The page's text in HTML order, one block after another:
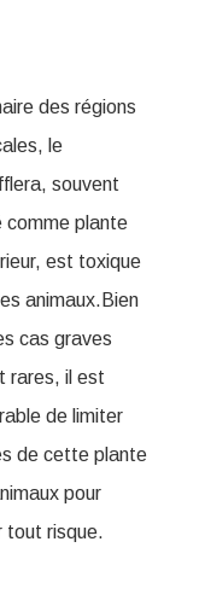
des régions
le
souvent
comme plante
est toxique
animaux.Bien
cas graves
rares, il est
de limiter
de cette plante
pour
tout risque.